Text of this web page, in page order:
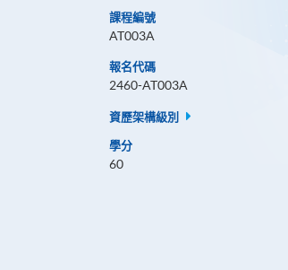
課程編號
AT003A
報名代碼
2460-AT003A
資歷架構級別
學分
60